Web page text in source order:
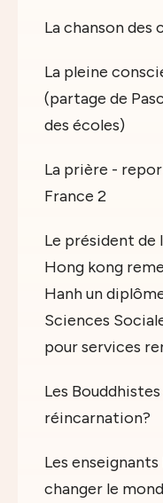
La chanson des
La pleine
(partage de
des écoles)
La prière -
France 2
Le président de
Hong kong
Hanh un
Sciences
pour services
Les
réincarnation?
Les
changer le